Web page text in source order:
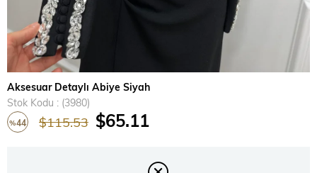
Aksesuar Detaylı Abiye Siyah
Stok Kodu
(3980)
%44 $115.53 $65.11